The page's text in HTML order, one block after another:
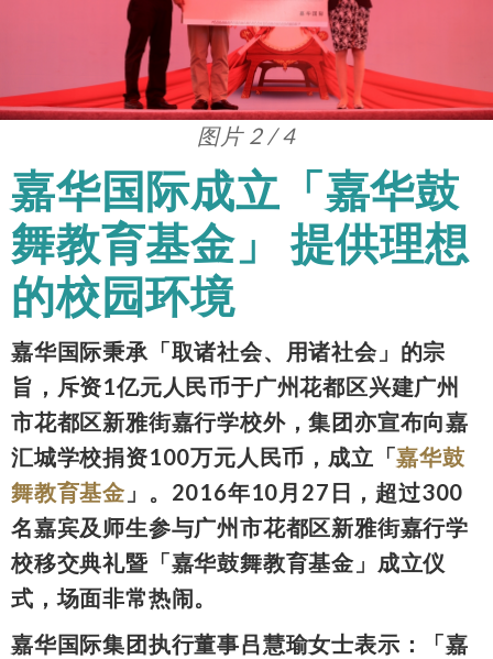
图片 3 / 4
嘉华国际成立「嘉华鼓
舞教育基金」 提供理想
的校园环境
嘉华国际秉承「取诸社会、用诸社会」的宗
旨，斥资1亿元人民币于广州花都区兴建广州
市花都区新雅街嘉行学校外，集团亦宣布向嘉
汇城学校捐资100万元人民币，成立「嘉华鼓
舞教育基金 」。2016年10月27日，超过300
名嘉宾及师生参与广州市花都区新雅街嘉行学
校移交典礼暨「嘉华鼓舞教育基金」成立仪
式，场面非常热闹。
嘉华国际集团执行董事吕慧瑜女士表示：「嘉